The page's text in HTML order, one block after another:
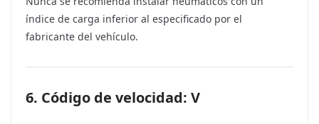
índice de carga inferior al especificado por el
fabricante del vehículo.
6. Código de velocidad: V